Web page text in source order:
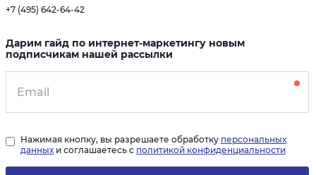
+7 (495) 642-64-42
Дарим гайд по интернет-маркетингу новым
подписчикам нашей рассылки
Нажимая кнопку, вы разрешаете обработку персональных
данных и соглашаетесь с политикой конфиденциальности